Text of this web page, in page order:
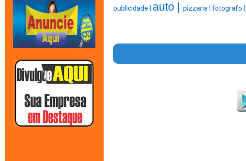
publicidade | auto | pizzaria | fotografo |